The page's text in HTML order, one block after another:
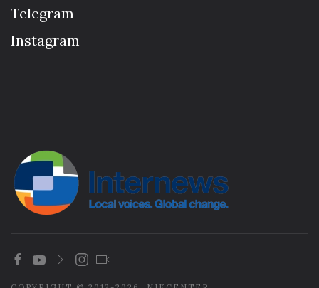
Telegram
Instagram